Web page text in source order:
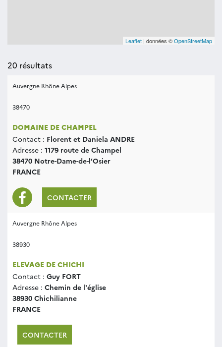
Leaflet | données ©OpenStreetMap
20 résultats
Auvergne Rhône Alpes
38470
DOMAINE DE CHAMPEL
Contact : Florent et Daniela ANDRE
Adresse : 1179 route de Champel
38470 Notre-Dame-de-l’Osier
FRANCE
CONTACTER
Auvergne Rhône Alpes
38930
ELEVAGE DE CHICHI
Contact : Guy FORT
Adresse : Chemin de l'église
38930 Chichilianne
FRANCE
CONTACTER